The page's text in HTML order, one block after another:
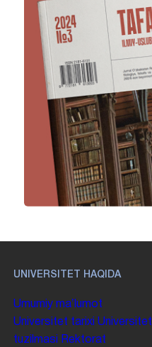
UNIVERSITET HAQIDA
Umumiy maʼlumot
Universitet tarixi Universitet
tuzilmasi
Rektorat